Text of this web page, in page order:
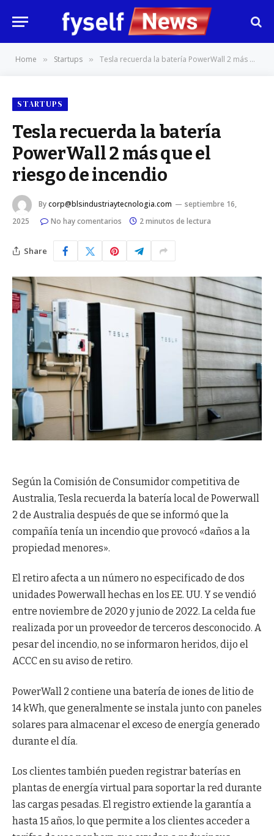
Home » Startups » Tesla recuerda la batería PowerWall 2 más que el riesgo de incendio
STARTUPS
Tesla recuerda la batería
PowerWall 2 más que el
riesgo de incendio
Bycorp@blsindustriaytecnologia.com
septiembre 16,
2025
No hay comentarios 2 minutos de lectura
Share
Según la Comisión de Consumidor competitiva de
Australia, Tesla recuerda la batería local de Powerwall
2 de Australia después de que se informó que la
compañía tenía un incendio que provocó «daños a la
propiedad menores».
El retiro afecta a un número no especificado de dos
unidades Powerwall hechas en los EE. UU. Y se vendió
entre noviembre de 2020 y junio de 2022. La celda fue
realizada por un proveedor de terceros desconocido. A
pesar del incendio, no se informaron heridos, dijo el
ACCC en su aviso de retiro.
PowerWall 2 contiene una batería de iones de litio de
14 kWh, que generalmente se instala junto con paneles
solares para almacenar el exceso de energía generado
durante el día.
Los clientes también pueden registrar baterías en
plantas de energía virtual para soportar la red durante
las cargas pesadas. El registro extiende la garantía a
hasta 15 años, lo que permite a los clientes acceder a